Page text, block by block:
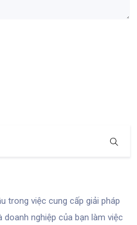
trong việc cung cấp giải pháp
nghiệp của bạn làm việc